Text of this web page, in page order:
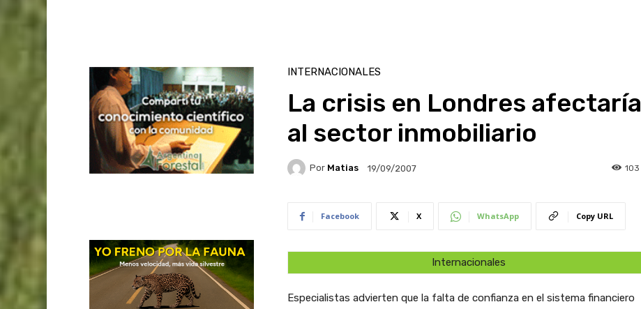
INTERNACIONALES
La crisis en Londres afectaría
al sector inmobiliario
Por Matias 19/09/2007 103
Facebook X WhatsApp Copy URL
Internacionales
Especialistas advierten que la falta de confianza en el sistema financiero